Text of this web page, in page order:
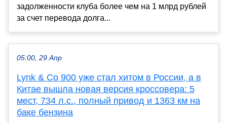
задолженности клуба более чем на 1 млрд рублей
за счет перевода долга...
05:00, 29 Апр
Lynk & Co 900 уже стал хитом в России, а в
Китае вышла новая версия кроссовера: 5
мест, 734 л.с., полный привод и 1363 км на
баке бензина